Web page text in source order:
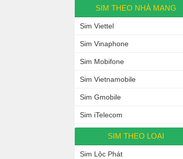
SIM THEO NHÀ MẠNG
Sim Viettel
Sim Vinaphone
Sim Mobifone
Sim Vietnamobile
Sim Gmobile
Sim iTelecom
SIM THEO LOẠI
Sim Lộc Phát